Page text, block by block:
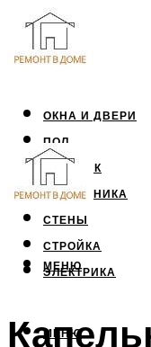
ОКНА И ДВЕРИ
ПОЛ
ПОТОЛОК
САНТЕХНИКА
СТЕНЫ
СТРОЙКА
ЭЛЕКТРИКА
МЕНЮ
МЕНЮ